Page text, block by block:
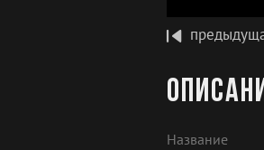
Название